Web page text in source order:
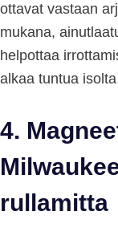
ottavat vastaan
mukana,
helpottaa
alkaa tuntua
4.
rullamitta